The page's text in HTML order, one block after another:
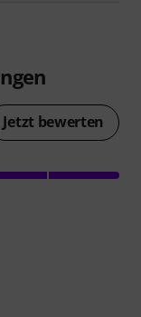
Jetzt bewerten